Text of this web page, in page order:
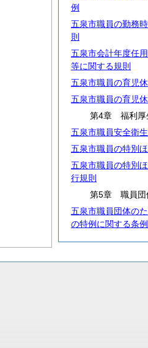
例
五泉市職員の勤務
則
五泉市会計年度任
等に関する規則
五泉市職員の育児
五泉市職員の育児
第4章 福利厚
五泉市職員安全衛
五泉市職員の特別
五泉市職員の特別
行規則
第5章 職員団
五泉市職員団体の
の特例に関する条例